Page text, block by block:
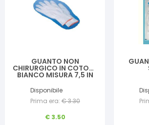
GUANTO NON
CHIRURGICO IN COTONE
BIANCO MISURA 7,5 IN
Disponibile
Prima era: €3.30
€ 3.50